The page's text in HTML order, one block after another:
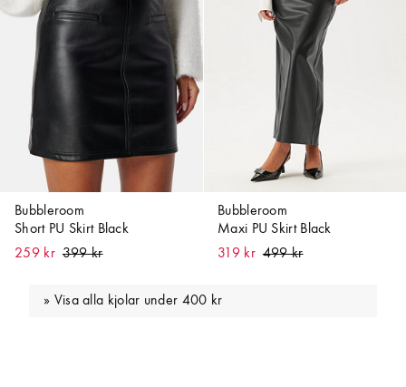
Bubbleroom
Short PU Skirt Black
259 kr
Bubbleroom
Maxi PU Skirt Black
319 kr
Visa alla kjolar under 400 kr